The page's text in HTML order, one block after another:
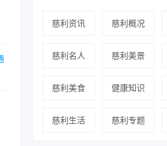
慈利资讯 慈利概况
慈利名人 慈利美景
慈利美食 健康知识
慈利生活 慈利专题